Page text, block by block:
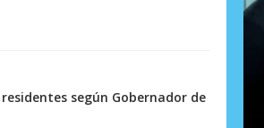
según Gobernador de